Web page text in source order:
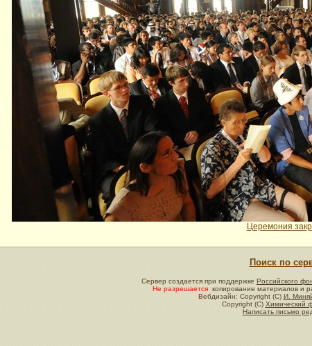
Церемония
Поиск по
Сервер создается при поддержке Российского
Не разрешается копирование материалов и
Вебдизайн: Copyright (C) И.
Copyright (C) Химический
Написать письмо